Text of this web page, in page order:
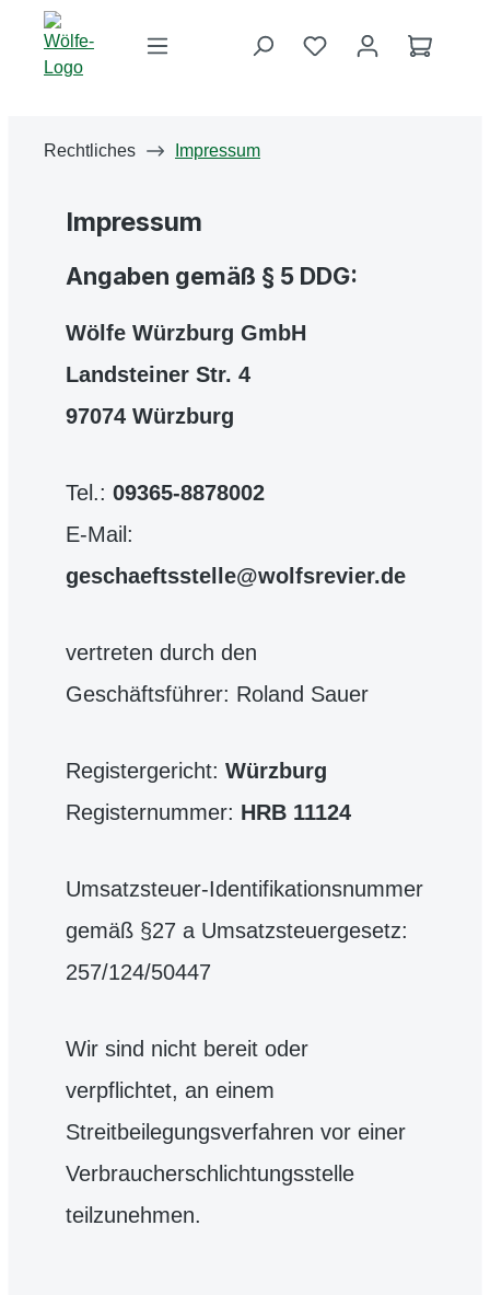
Zum Hauptinhalt springen
Du hast 0
Rechtliches Impressum
Impressum
Angaben gemäß § 5 DDG:
Wölfe Würzburg GmbH
Landsteiner Str. 4
97074 Würzburg
Tel.: 09365-8878002
E-Mail:
geschaeftsstelle@wolfsrevier.de
vertreten durch den
Geschäftsführer: Roland Sauer
Registergericht: Würzburg
Registernummer: HRB 11124
Umsatzsteuer-Identifikationsnummer
gemäß §27 a Umsatzsteuergesetz:
257/124/50447
Wir sind nicht bereit oder
verpflichtet, an einem
Streitbeilegungsverfahren vor einer
Verbraucherschlichtungsstelle
teilzunehmen.